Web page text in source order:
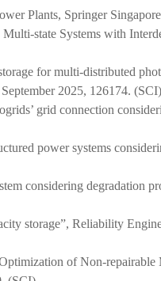
Plants, Springer
state Systems with
for multi-distributed
2025, 126174. (SCI)
grid connection
power systems
considering degradation
storage”, Reliability
of Non-repairable